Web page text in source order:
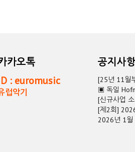
카오톡
: euromusic
럽악기
공
[25년 11월
▣ 독일
[신규사업
[제2회]
2026년 1월